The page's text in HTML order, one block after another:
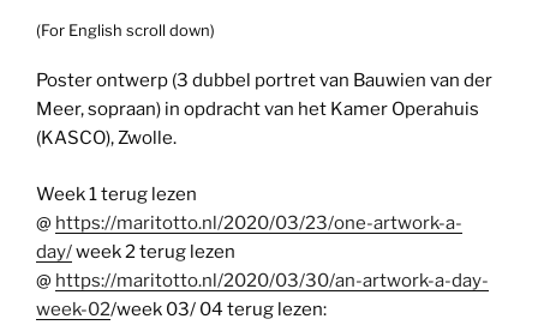
(For English scroll down)
Poster ontwerp (3 dubbel portret van Bauwien van der
Meer, sopraan) in opdracht van het Kamer Operahuis
(KASCO), Zwolle.
Week 1 terug lezen
@ https://maritotto.nl/2020/03/23/one-artwork-a-
day/week 2 terug lezen
@ https://maritotto.nl/2020/03/30/an-artwork-a-day-
week-02/week 03/ 04 terug lezen: